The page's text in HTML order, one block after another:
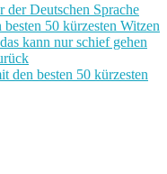
der Deutschen Sprache
50 kürzesten Witzen
kann nur schief gehen
den besten 50 kürzesten